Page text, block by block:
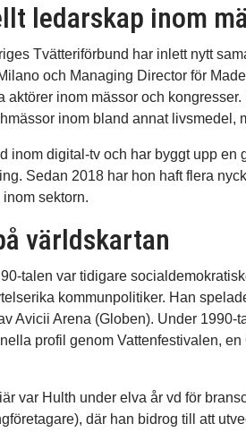
ledarskap inom
Tvätteriförbund har inlett nytt
och Managing Director för
aktörer inom mässor och
inom bland annat livsmedel,
inom digital-tv och har byggt upp
Sedan 2018 har hon haft flera
sektorn.
världskartan
talen var tidigare
kommunpolitiker. Han
Avicii Arena (Globen). Under 1990-
profil genom Vattenfestivalen,
var Hulth under elva år vd för
där han bidrog till att